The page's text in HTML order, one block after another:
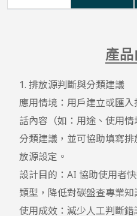
產
1. 排放源判斷與分類建議
應用情境：用戶建立或匯
話內容（如：用途、使用
分類建議，並可協助填寫
放源設定。
設計目的：AI 協助使用者
類型，降低對碳盤查專業知
使用成效：減少人工判斷